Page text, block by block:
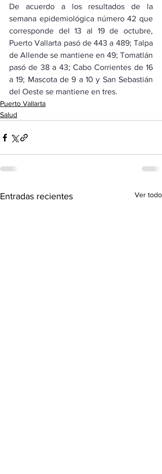
De acuerdo a los resultados de la
semana epidemiológica número 42 que
corresponde del 13 al 19 de octubre,
Puerto Vallarta pasó de 443 a 489; Talpa
de Allende se mantiene en 49; Tomatlán
pasó de 38 a 43; Cabo Corrientes de 16
a 19; Mascota de 9 a 10 y San Sebastián
del Oeste se mantiene en tres.
Puerto Vallarta
Salud
Entradas recientes Ver todo